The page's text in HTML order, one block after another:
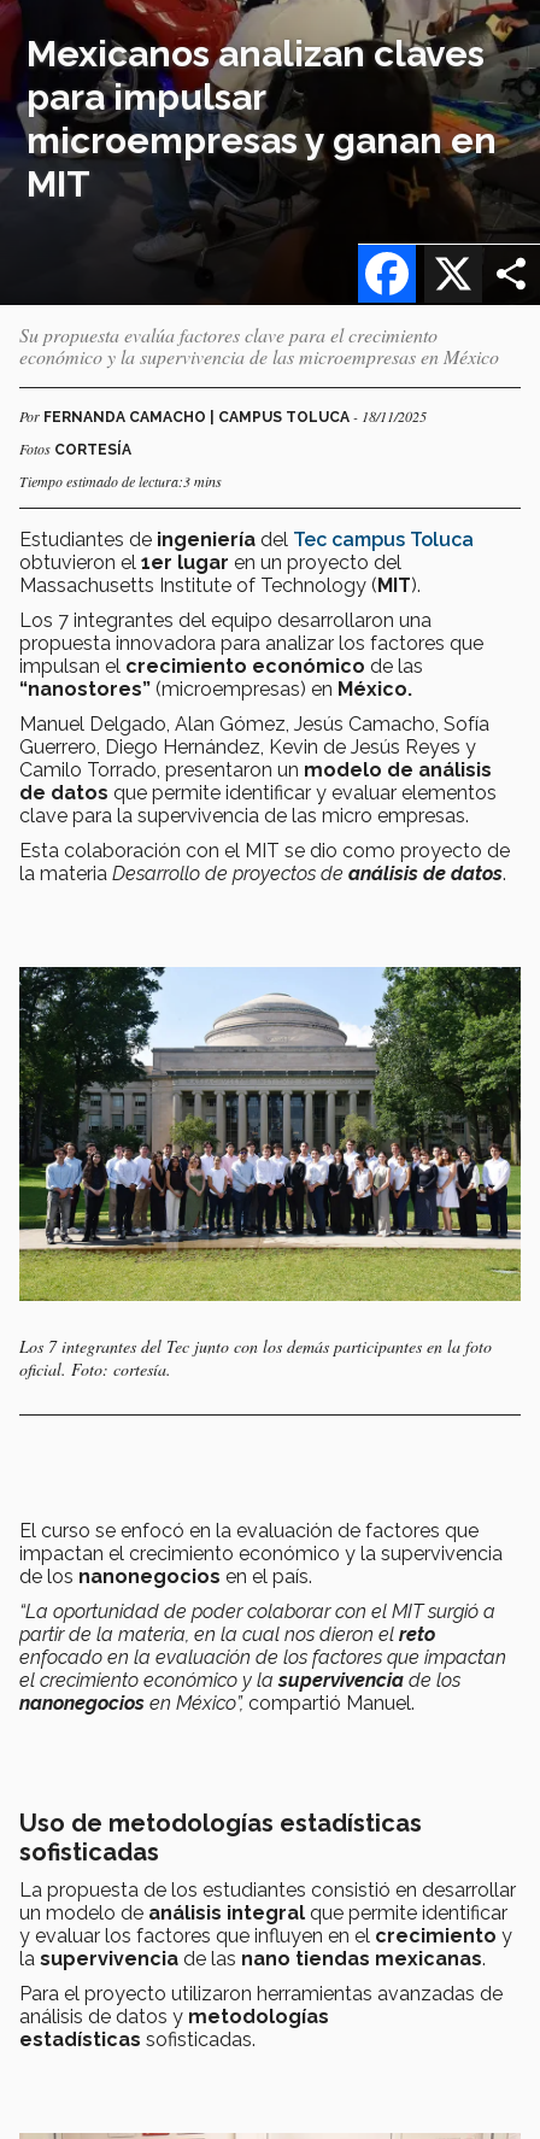
Mexicanos analizan claves
para impulsar
microempresas y ganan en
MIT
X
Facebook
Su propuesta evalúa factores clave para el crecimiento
económico y la supervivencia de las microempresas en México
Por FERNANDA CAMACHO | CAMPUS TOLUCA - 18/11/2025
Fotos CORTESÍA
Tiempo estimado de lectura:3 mins
Estudiantes de ingeniería del Tec campus Toluca
obtuvieron el 1er lugar en un proyecto del
Massachusetts Institute of Technology (MIT).
Los 7 integrantes del equipo desarrollaron una
propuesta innovadora para analizar los factores que
impulsan el crecimiento económico de las
“nanostores” (microempresas) en México.
Manuel Delgado, Alan Gómez, Jesús Camacho, Sofía
Guerrero, Diego Hernández, Kevin de Jesús Reyes y
Camilo Torrado, presentaron un modelo de análisis
de datos que permite identificar y evaluar elementos
clave para la supervivencia de las micro empresas.
Esta colaboración con el MIT se dio como proyecto de
la materia Desarrollo de proyectos de análisis de datos.
Los 7 integrantes del Tec junto con los demás participantes en la foto
oficial. Foto: cortesía.
El curso se enfocó en la evaluación de factores que
impactan el crecimiento económico y la supervivencia
de los nanonegocios en el país.
“La oportunidad de poder colaborar con el MIT surgió a
partir de la materia, en la cual nos dieron el reto
enfocado en la evaluación de los factores que impactan
el crecimiento económico y lasupervivencia de los
nanonegocios en México”, compartió Manuel.
Uso de metodologías estadísticas
sofisticadas
La propuesta de los estudiantes consistió en desarrollar
un modelo de análisis integral que permite identificar
y evaluar los factores que influyen en el crecimiento y
la supervivencia de las nano tiendas mexicanas.
Para el proyecto utilizaron herramientas avanzadas de
análisis de datos y metodologías
estadísticas sofisticadas.